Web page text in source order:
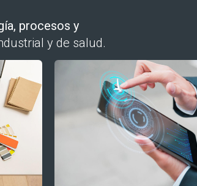
procesos y
y de salud.